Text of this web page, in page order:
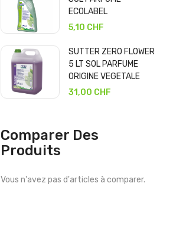
ECOLABEL
5,10 CHF
SUTTER ZERO FLOWER
5 LT SOL PARFUME
ORIGINE VEGETALE
31,00 CHF
Comparer Des
Produits
Vous n'avez pas d'articles à comparer.